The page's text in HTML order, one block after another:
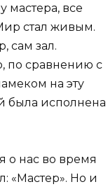
мастера, все
стал живым.
сам зал.
по сравнению с
на эту
была исполнена
о нас во время
«Мастер». Но и